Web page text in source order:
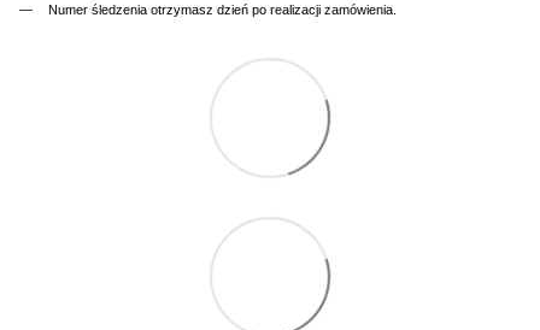
Numer śledzenia otrzymasz dzień po realizacji zamówienia.